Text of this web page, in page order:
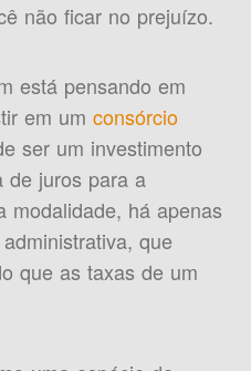
não ficar no prejuízo.
está pensando em
em umconsórcio
ser um investimento
de juros para a
modalidade, há apenas
que
que as taxas de um